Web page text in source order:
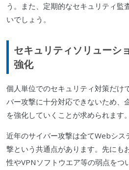
う。また、定期的なセキュリティ監
いでしょう。
セキュリティソリューシ
強化
個人単位でのセキュリティ対策だけ
バー攻撃に十分対応できないため、
を強化していくことが求められます。
近年のサイバー攻撃は全てWebシス
撃という共通点があります。先にも
性やVPN ソフトウエア等の弱点をつ